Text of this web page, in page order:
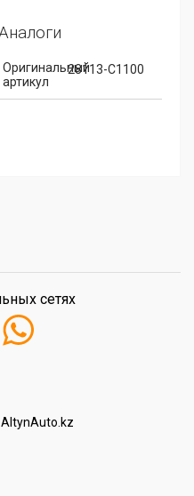
Оригинальный
артикул
28113-C1100
сетях